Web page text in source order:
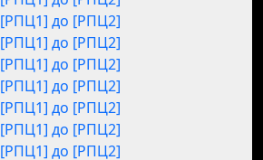
[РПЦ1] до [РПЦ2]
[РПЦ1] до [РПЦ2]
[РПЦ1] до [РПЦ2]
[РПЦ1] до [РПЦ2]
[РПЦ1] до [РПЦ2]
[РПЦ1] до [РПЦ2]
[РПЦ1] до [РПЦ2]